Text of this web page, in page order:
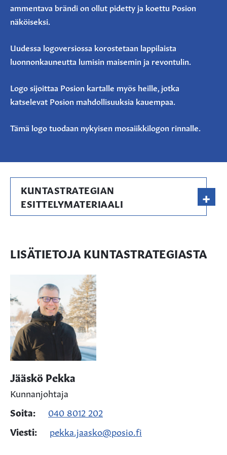
ammentava brändi on ollut pidetty ja koettu Posion
näköiseksi.
Uudessa logoversiossa korostetaan lappilaista
luonnonkauneutta lumisin maisemin ja revontulin.
Logo sijoittaa Posion kartalle myös heille, jotka
katselevat Posion mahdollisuuksia kauempaa.
Tämä logo tuodaan nykyisen mosaiikkilogon rinnalle.
KUNTASTRATEGIAN
ESITTELYMATERIAALI
+
LISÄTIETOJA KUNTASTRATEGIASTA
Jääskö Pekka
Kunnanjohtaja
Soita:
040 8012 202
Viesti:
pekka.jaasko@posio.fi